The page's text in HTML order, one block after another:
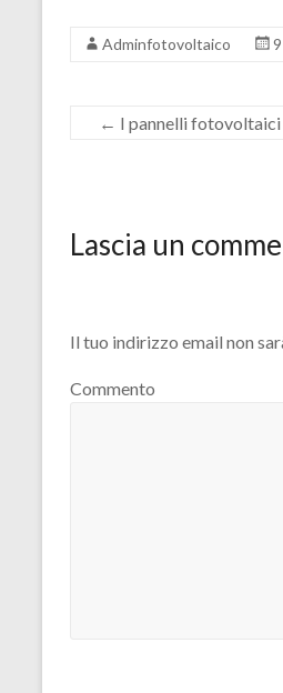
Adminfotovoltaico
← I pannelli
Lascia un
Il tuo indirizzo email non
Commento